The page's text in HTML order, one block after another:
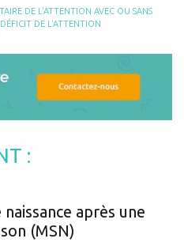
DE L'ATTENTION AVEC OU SANS
DE L'ATTENTION
:
après une
(MSN)